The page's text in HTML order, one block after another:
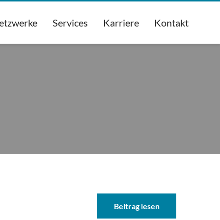
Services Karriere Kontakt
Beitrag lesen